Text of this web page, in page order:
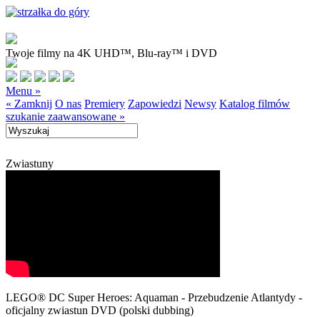
Twoje filmy na 4K UHD™, Blu-ray™ i DVD
Menu »
« Zamknij O nas Premiery Zapowiedzi Newsy Katalog filmów
szukanie zaawansowane »
Zwiastuny
LEGO® DC Super Heroes: Aquaman - Przebudzenie Atlantydy -
oficjalny zwiastun DVD (polski dubbing)